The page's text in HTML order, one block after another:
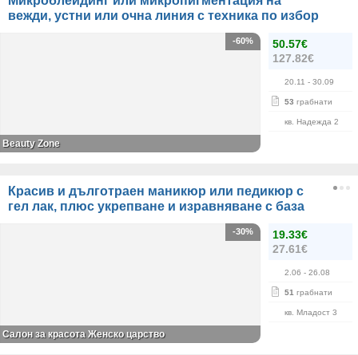
вежди, устни или очна линия с техника по избор
50.57€
127.82€
20.11 - 30.09
53 грабнати
кв. Надежда 2
-60%
Beauty Zone
Красив и дълготраен маникюр или педикюр с
гел лак, плюс укрепване и изравняване с база
19.33€
27.61€
2.06 - 26.08
51 грабнати
кв. Младост 3
-30%
Салон за красота Женско царство